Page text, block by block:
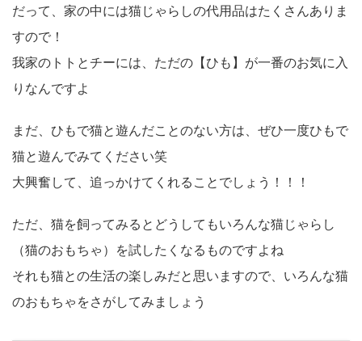
だって、家の中には猫じゃらしの代用品はたくさんありま
すので！
我家のトトとチーには、ただの【ひも】が一番のお気に入
りなんですよ
まだ、ひもで猫と遊んだことのない方は、ぜひ一度ひもで
猫と遊んでみてください笑
大興奮して、追っかけてくれることでしょう！！！
ただ、猫を飼ってみるとどうしてもいろんな猫じゃらし
（猫のおもちゃ）を試したくなるものですよね
それも猫との生活の楽しみだと思いますので、いろんな猫
のおもちゃをさがしてみましょう